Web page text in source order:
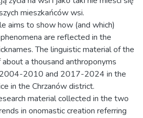
mieszkańców wsi.
aims to show how (and which)
are reflected in the
The linguistic material of the
a thousand anthroponyms
2010 and 2017-2024 in the
in the Chrzanów district.
material collected in the two
in onomastic creation referring